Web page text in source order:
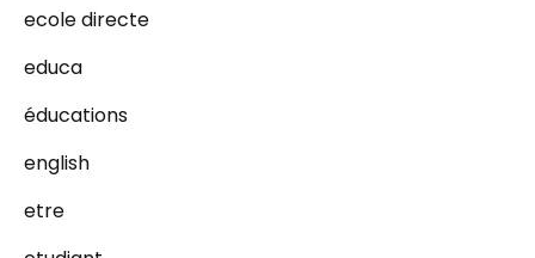
ecole directe
educa
éducations
english
etre